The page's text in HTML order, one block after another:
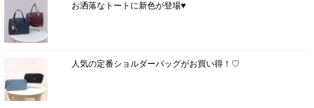
お洒落なトートに新色が登場♥
人気の定番ショルダーバッグがお買い得！♡